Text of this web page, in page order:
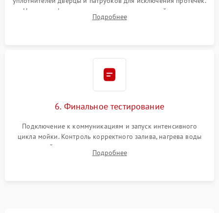
Надежная фиксация хомутов гидравлической системы,
сборка корпуса и установка датчика поплавка.
Подробнее
6. Финальное тестирование
Подключение к коммуникациям и запуск интенсивного
цикла мойки. Контроль корректного залива, нагрева воды
до нужной температуры, отсутствия посторонних шумов,
штатного слива и абсолютной сухости в поддоне.
Подробнее